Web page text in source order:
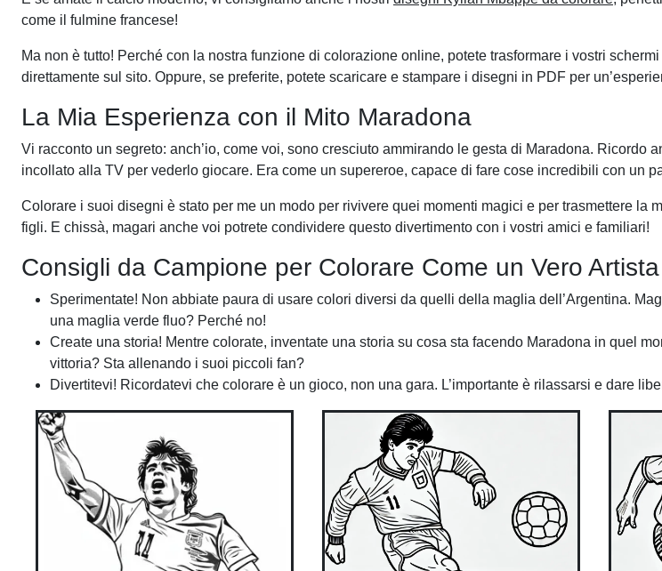
come il fulmine francese!
Ma non è tutto! Perché con la nostra funzione di colorazione online, potete trasformare i vostri
direttamente sul sito. Oppure, se preferite, potete scaricare e stampare i disegni in PDF per
La Mia Esperienza con il Mito Maradona
Vi racconto un segreto: anch’io, come voi, sono cresciuto ammirando le gesta di Maradona. Ricordo
incollato alla TV per vederlo giocare. Era come un supereroe, capace di fare cose incredibili con un
Colorare i suoi disegni è stato per me un modo per rivivere quei momenti magici e per trasmettere la
figli. E chissà, magari anche voi potrete condividere questo divertimento con i vostri amici e familiari!
Consigli da Campione per Colorare Come un Vero Artista
Sperimentate! Non abbiate paura di usare colori diversi da quelli della maglia dell’Argentina.
una maglia verde fluo? Perché no!
Create una storia! Mentre colorate, inventate una storia su cosa sta facendo Maradona in quel
vittoria? Sta allenando i suoi piccoli fan?
Divertitevi! Ricordatevi che colorare è un gioco, non una gara. L’importante è rilassarsi e dare